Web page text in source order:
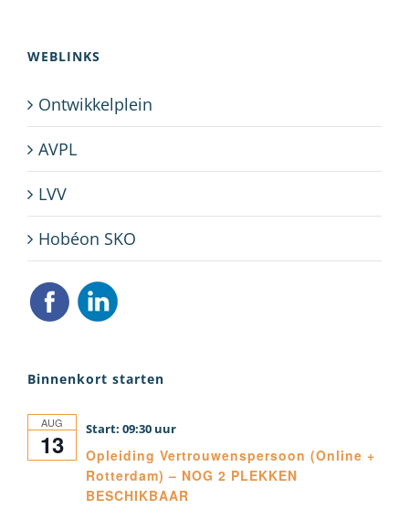
WEBLINKS
Ontwikkelplein
AVPL
LVV
Hobéon SKO
Binnenkort starten
AUG
13 09:30
Opleiding Vertrouwenspersoon (Online +
Rotterdam) – NOG 2 PLEKKEN
BESCHIKBAAR